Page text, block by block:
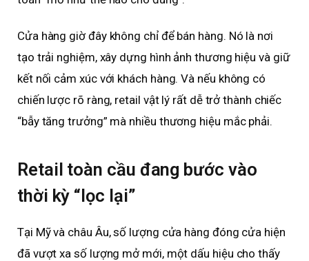
Cửa hàng giờ đây không chỉ để bán hàng. Nó là nơi
tạo trải nghiệm, xây dựng hình ảnh thương hiệu và giữ
kết nối cảm xúc với khách hàng. Và nếu không có
chiến lược rõ ràng, retail vật lý rất dễ trở thành chiếc
“bẫy tăng trưởng” mà nhiều thương hiệu mắc phải.
Retail toàn cầu đang bước vào
thời kỳ “lọc lại”
Tại Mỹ và châu Âu, số lượng cửa hàng đóng cửa hiện
đã vượt xa số lượng mở mới, một dấu hiệu cho thấy